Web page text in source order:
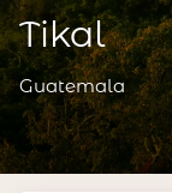
Tikal
Guatemala